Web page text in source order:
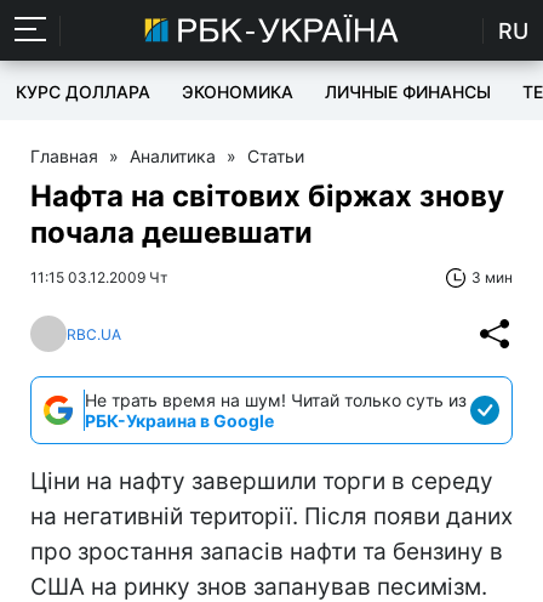
RU
КУРС ДОЛЛАРА ЭКОНОМИКА ЛИЧНЫЕ ФИНАНСЫ
Главная » Аналитика » Статьи
Нафта на світових біржах знову
почала дешевшати
11:15 03.12.2009 Чт 3 мин
RBC.UA
Не трать время на шум! Читай только суть из
РБК-Украина в Google
Ціни на нафту завершили торги в середу
на негативній території. Після появи даних
про зростання запасів нафти та бензину в
США на ринку знов запанував песимізм.